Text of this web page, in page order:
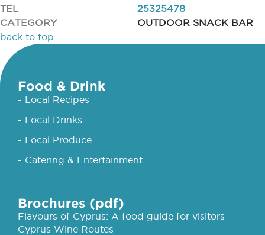
TEL
25325478
CATEGORY
OUTDOOR SNACK BAR
back to top
Food & Drink
- Local Recipes
- Local Drinks
- Local Produce
- Catering & Entertainment
Brochures (pdf)
Flavours of Cyprus: A food guide for visitors
Cyprus Wine Routes